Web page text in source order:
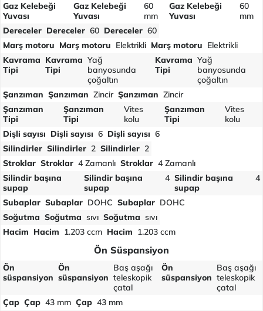
Gaz Kelebeği
Yuvası
Gaz Kelebeği
Yuvası
60
mm
Gaz Kelebeği
Yuvası
60
mm
Dereceler Dereceler 60 Dereceler 60
Marş motoru Marş motoru Elektrikli Marş motoru Elektrikli
Kavrama
Tipi
Kavrama
Tipi
Yağ
banyosunda
çoğaltın
Kavrama
Tipi
Yağ
banyosunda
çoğaltın
Şanzıman Şanzıman Zincir Şanzıman Zincir
Şanzıman
Tipi
Şanzıman
Tipi
Vites
kolu
Şanzıman
Tipi
Vites
kolu
Dişli sayısı Dişli sayısı 6 Dişli sayısı 6
Silindirler Silindirler 2 Silindirler 2
Stroklar Stroklar 4 Zamanlı Stroklar 4 Zamanlı
Silindir başına
supap
Silindir başına
supap
4 Silindir başına
supap
4
Subaplar Subaplar DOHC Subaplar DOHC
Soğutma Soğutma sıvı Soğutma sıvı
Hacim Hacim 1.203 ccm Hacim 1.203 ccm
Ön Süspansiyon
Ön
süspansiyon
Ön
süspansiyon
Baş aşağı
teleskopik
çatal
Ön
süspansiyon
Baş aşağı
teleskopik
çatal
Çap Çap 43 mm Çap 43 mm